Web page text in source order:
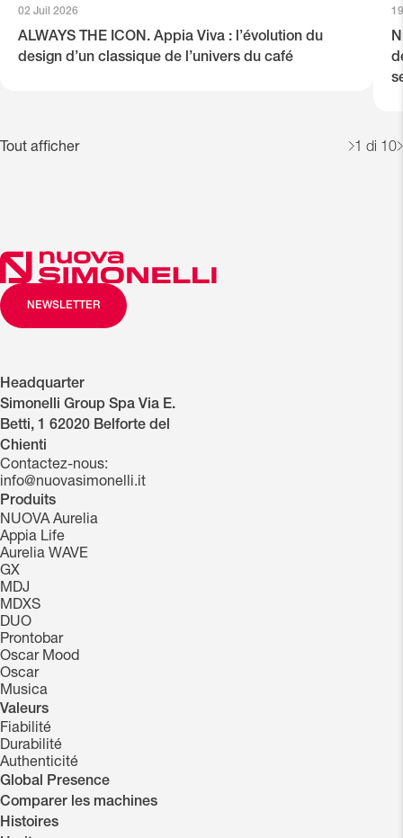
Tout afficher 1 di 10
02 Juil 2026
ALWAYS THE ICON. Appia Viva : l’évolution du
design d’un classique de l’univers du café
NEWSLETTER
Headquarter
Simonelli Group Spa Via E.
Betti, 1 62020 Belforte del
Chienti
Contactez-nous:
info@nuovasimonelli.it
Produits
NUOVA Aurelia
Appia Life
Aurelia WAVE
GX
MDJ
MDXS
DUO
Prontobar
Oscar Mood
Oscar
Musica
Valeurs
Fiabilité
Durabilité
Authenticité
Global Presence
Comparer les machines
Histoires